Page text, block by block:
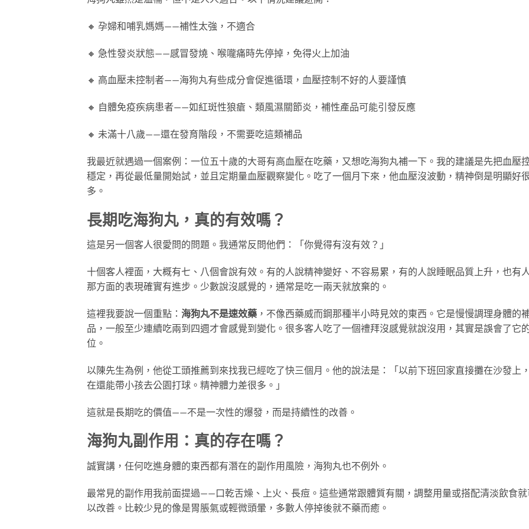
🔸 孕婦和哺乳媽媽——補性太強，不適合
🔸 急性發炎狀態——感冒發燒、喉嚨痛時先停掉，免得火上加油
🔸 高血壓未控制者——海狗丸有些成分會促進循環，血壓控制不好的人要謹慎
🔸 自體免疫疾病患者——如紅斑性狼瘡、類風濕關節炎，補性產品可能引發反應
🔸 未滿十八歲——還在發育階段，不需要吃這類補品
我最近就遇過一個案例：一位五十歲的大哥有高血壓在吃藥，又想吃海狗丸補一下。我的建議是先把血壓
穩定，再從最低量開始試，並且定期量血壓觀察變化。吃了一個月下來，他血壓沒波動，精神倒是明顯好
多。
長期吃海狗丸，真的有效嗎？
這是另一個客人很愛問的問題。我通常反問他們：「你覺得有沒有效？」
十個客人裡面，大概有七、八個會說有效。有的人說精神變好、不容易累，有的人說睡眠品質上升，也有
那方面的表現確實有進步。少數說沒感覺的，通常是吃一兩天就放棄的。
這裡我要說一個重點： 海狗丸不是速效藥 ，不像西藥威而鋼那種半小時見效的東西。它是慢慢調理身體的
品，一般至少連續吃兩到四週才會感覺到變化。很多客人吃了一個禮拜沒感覺就說沒用，其實是誤會了它
位。
以陳先生為例，他從工頭推薦到來找我已經吃了快三個月。他的說法是：「以前下班回家直接攤在沙發上
在還能帶小孩去公園打球。精神體力差很多。」
這就是長期吃的價值——不是一次性的爆發，而是持續性的改善。
海狗丸副作用：真的存在嗎？
誠實講，任何吃進身體的東西都有潛在的副作用風險，海狗丸也不例外。
最常見的副作用我前面提過——口乾舌燥、上火、長痘。這些通常跟體質有關，調整用量或搭配清淡飲食
以改善。比較少見的像是胃脹氣或輕微頭暈，多數人停掉後就不藥而癒。